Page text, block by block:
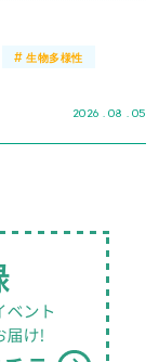
2026 . 08 . 05
#生物多様性